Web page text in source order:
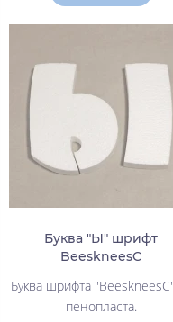
Буква "Ы" шрифт
BeeskneesC
Буква шрифта
пенопласта.